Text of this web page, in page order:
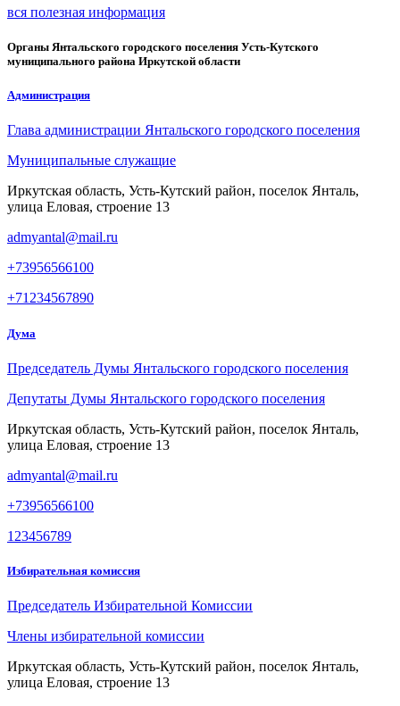
вся полезная информация
Органы Янтальского городского поселения Усть-Кутского
муниципального района Иркутской области
Администрация
Глава администрации Янтальского городского поселения
Муниципальные служащие
Иркутская область, Усть-Кутский район, поселок Янталь,
улица Еловая, строение 13
admyantal@mail.ru
+73956566100
+71234567890
Дума
Председатель Думы Янтальского городского поселения
Депутаты Думы Янтальского городского поселения
Иркутская область, Усть-Кутский район, поселок Янталь,
улица Еловая, строение 13
admyantal@mail.ru
+73956566100
123456789
Избирательная комиссия
Председатель Избирательной Комиссии
Члены избирательной комиссии
Иркутская область, Усть-Кутский район, поселок Янталь,
улица Еловая, строение 13